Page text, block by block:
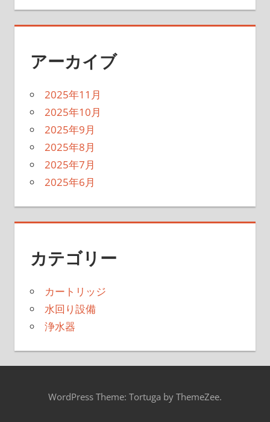
アーカイブ
2025年11月
2025年10月
2025年9月
2025年8月
2025年7月
2025年6月
カテゴリー
カートリッジ
水回り設備
浄水器
WordPress Theme: Tortuga by ThemeZee.